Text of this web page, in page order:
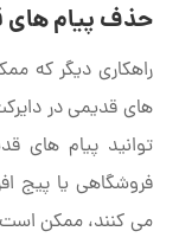
حذف پیام های
راهکاری دیگر که
های قدیمی در
توانید پیام های
فروشگاهی یا پیج
می کنند، ممکن است